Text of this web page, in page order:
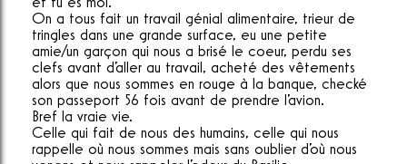
On a tous fait un travail génial alimentaire, trieur de
tringles dans une grande surface, eu une petite
amie/un garçon qui nous a brisé le coeur, perdu ses
clefs avant d'aller au travail, acheté des vêtements
alors que nous sommes en rouge à la banque, checké
son passeport 56 fois avant de prendre l'avion.
Bref la vraie vie.
Celle qui fait de nous des humains, celle qui nous
rappelle où nous sommes mais sans oublier d'où nous